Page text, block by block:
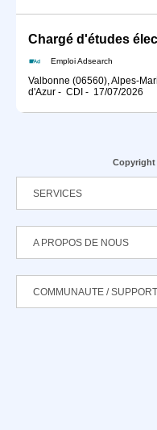
Chargé d'études
Emploi Adsearch
Valbonne (06560), Alpes-
d'Azur - CDI - 17/07/2026
Copyright
SERVICES
A PROPOS DE NOUS
COMMUNAUTE / SUPPORT